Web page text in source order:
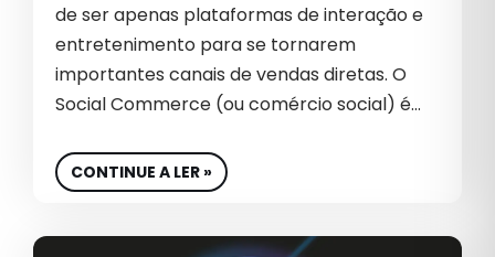
EQUIPE DE VENDA
EQUIPE DE VENDAS
de ser apenas plataformas de interação e
entretenimento para se tornarem
importantes canais de vendas diretas. O
Social Commerce (ou comércio social) é…
CONTINUE A LER »